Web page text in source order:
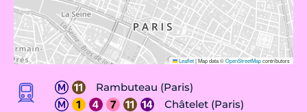
Leaflet|Map data ©OpenStreetMapcontributors
Rambuteau (Paris)
Châtelet (Paris)